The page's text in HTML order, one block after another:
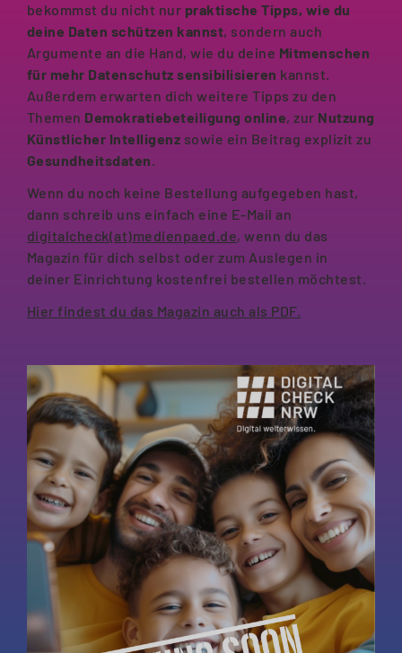
bekommst du nicht nur praktische Tipps, wie du
deine Daten schützen kannst, sondern auch
Argumente an die Hand, wie du deine Mitmenschen
für mehr Datenschutz sensibilisieren kannst.
Außerdem erwarten dich weitere Tipps zu den
Themen Demokratiebeteiligung online, zur Nutzung
Künstlicher Intelligenz sowie ein Beitrag explizit zu
Gesundheitsdaten.
Wenn du noch keine Bestellung aufgegeben hast,
dann schreib uns einfach eine E-Mail an
digitalcheck(at)medienpaed.de, wenn du das
Magazin für dich selbst oder zum Auslegen in
deiner Einrichtung kostenfrei bestellen möchtest.
Hier findest du das Magazin auch als PDF.